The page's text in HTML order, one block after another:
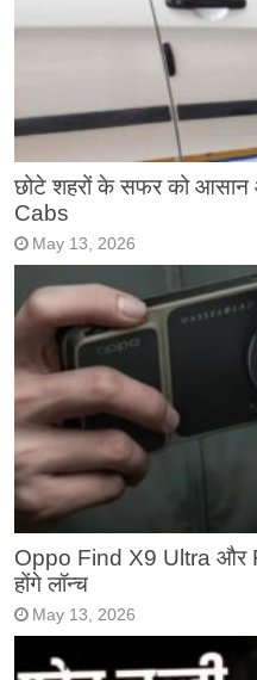
छोटे शहरों के सफर को
Cabs
May 13, 2026
Oppo Find X9 Ultra और
होंगे लॉन्च
May 13, 2026